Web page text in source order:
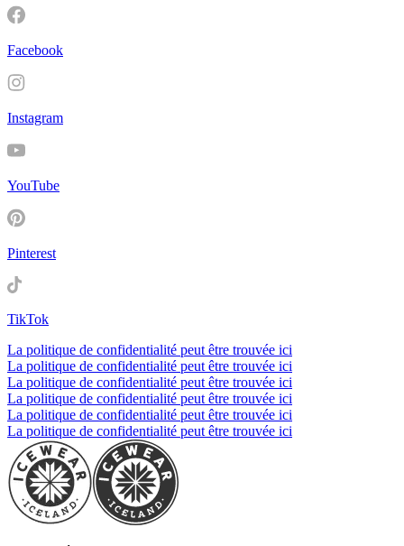
Facebook
Instagram
YouTube
Pinterest
TikTok
La politique de confidentialité peut être trouvée ici
La politique de confidentialité peut être trouvée ici
La politique de confidentialité peut être trouvée ici
La politique de confidentialité peut être trouvée ici
La politique de confidentialité peut être trouvée ici
La politique de confidentialité peut être trouvée ici